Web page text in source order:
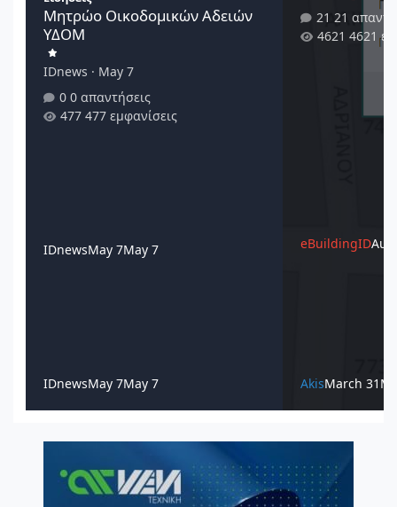
Μητρώο Οικοδομικών Αδειών
ΥΔΟΜ
IDnews · May 7
0 απαντήσεις
477 εμφανίσεις
IDnewsMay 7May 7
IDnewsMay 7May 7
21
4621
eBuildingID
AkisMarch 31